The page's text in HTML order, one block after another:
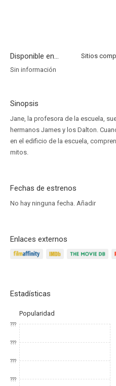
Disponible en...
Sin información
Sinopsis
Jane, la profesora de la escuela,
hermanos James y los Dalton.
en el edificio de la escuela,
mitos.
Fechas de estrenos
No hay ninguna fecha. Añadir
Enlaces externos
Estadísticas
Popularidad
???
???
???
???